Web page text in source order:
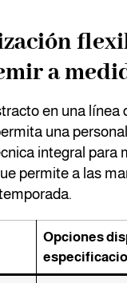
a
en una línea
una
integral para
permite a las
Opciones